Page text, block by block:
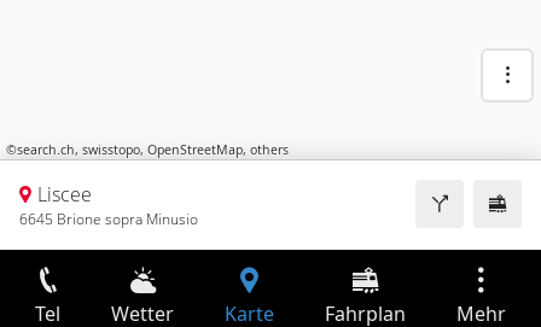
©search.ch, swisstopo, OpenStreetMap, others
Liscee
6645 Brione sopra Minusio
Tel Wetter Karte Fahrplan Mehr